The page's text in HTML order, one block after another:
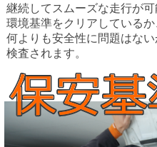
継続してスムーズな走行が可
環境基準をクリアしているか
何よりも安全性に問題はない
検査されます。